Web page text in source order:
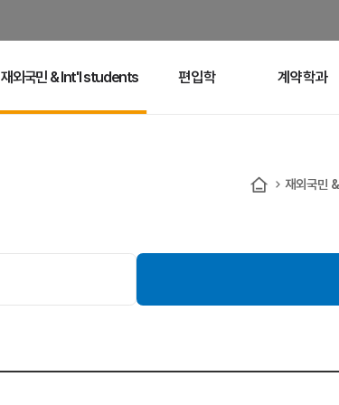
재외국민 & Int'l students 편입학 계약학과
재외국